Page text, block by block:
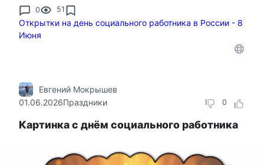
0 51
Открытки на день социального работника в России - 8
Июня
0
Евгений Мокрышев
01.06.2026Праздники
Картинка с днём социального работника